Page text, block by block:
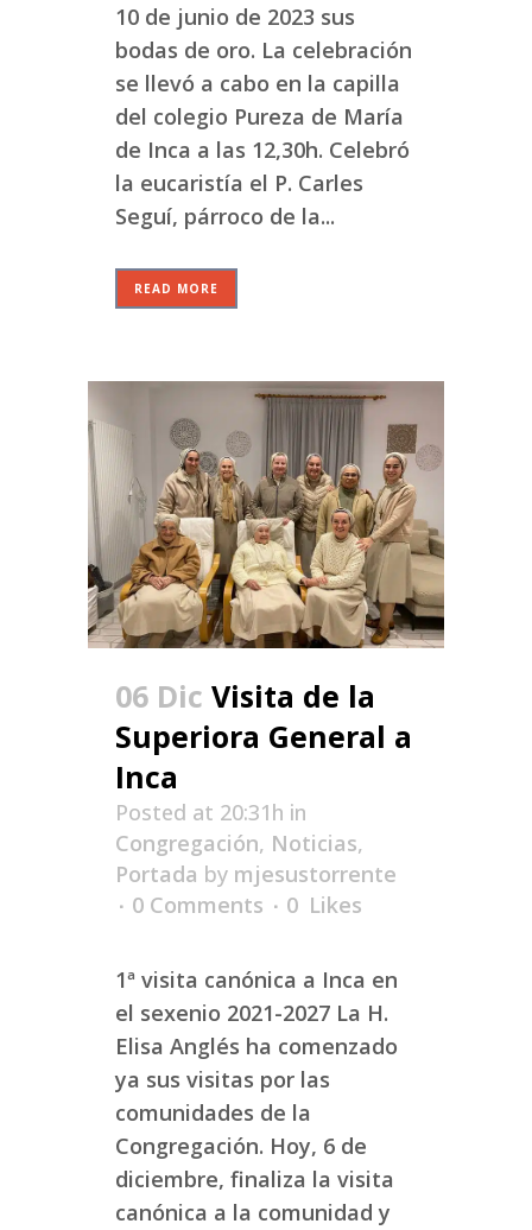
10 de junio de 2023 sus
bodas de oro. La celebración
se llevó a cabo en la capilla
del colegio Pureza de María
de Inca a las 12,30h. Celebró
la eucaristía el P. Carles
Seguí, párroco de la...
READ MORE
06 Dic Visita de la
Superiora General a
Inca
Posted at 20:31h in
Congregación, Noticias,
Portada by mjesustorrente
0 Comments
0 Likes
1ª visita canónica a Inca en
el sexenio 2021-2027 La H.
Elisa Anglés ha comenzado
ya sus visitas por las
comunidades de la
Congregación. Hoy, 6 de
diciembre, finaliza la visita
canónica a la comunidad y